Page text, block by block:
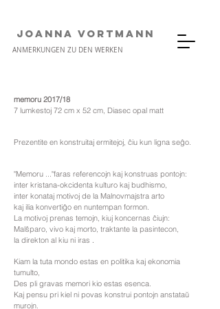
JOANNA VORTMANN
ANMERKUNGEN ZU DEN WERKEN
memoru 2017/18
7 lumkestoj 72 cm x 52 cm, Diasec opal matt
Prezentite en konstruitaj ermitejoj, ĉiu kun ligna seĝo.
"Memoru ..."faras referencojn kaj konstruas pontojn:
inter kristana-okcidenta kulturo kaj budhismo,
inter konataj motivoj de la Malnovmajstra arto
kaj ilia konvertiĝo en nuntempan formon.
La motivoj prenas temojn, kiuj koncernas ĉiujn:
Malŝparo, vivo kaj morto, traktante la pasintecon,
la direkton al kiu ni iras .
Kiam la tuta mondo estas en politika kaj ekonomia
tumulto,
Des pli gravas memori kio estas esenca.
Kaj pensu pri kiel ni povas konstrui pontojn anstataŭ
murojn.